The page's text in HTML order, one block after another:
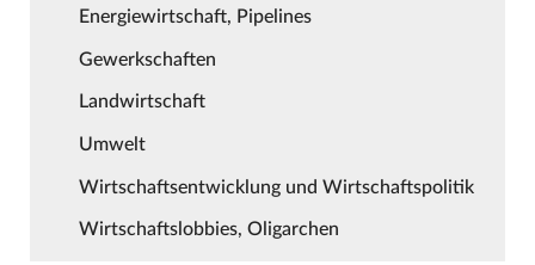
Energiewirtschaft, Pipelines
Gewerkschaften
Landwirtschaft
Umwelt
Wirtschaftsentwicklung und Wirtschaftspolitik
Wirtschaftslobbies, Oligarchen